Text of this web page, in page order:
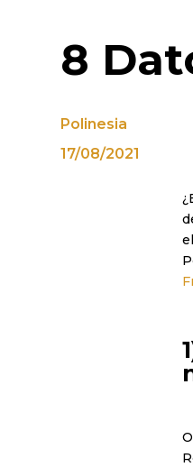
8
Polinesia
17/08/2021